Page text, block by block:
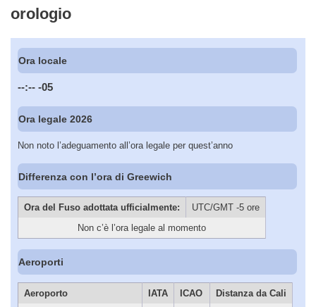
orologio
Ora locale
--:-- -05
Ora legale 2026
Non noto l’adeguamento all’ora legale per quest’anno
Differenza con l’ora di Greewich
Ora del Fuso adottata ufficialmente:
UTC/GMT -5 ore
Non c’è l’ora legale al momento
Aeroporti
Aeroporto IATA ICAO
Distanza da Cali